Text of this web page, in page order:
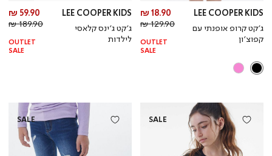
LEE COOPER KIDS
ג’קט קרופ אופנתי עם
קפוצ’ון
מחיר
מוצר
18.90 ₪
מחיר
רגיל
129.90 ₪
OUTLET
SALE
LEE COOPER KIDS
ג’קט ג’ינס קלאסי
לילדות
59.90 ₪
189.90 ₪
OUTLET
SALE
SALE
SALE